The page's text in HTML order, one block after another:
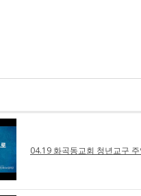
04.19 화곡동교회 청년교구